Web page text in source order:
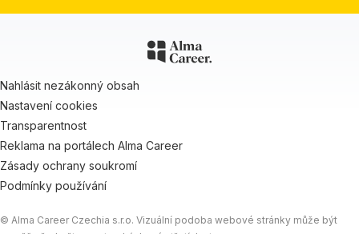
Nahlásit nezákonný obsah
Nastavení cookies
Transparentnost
Reklama na portálech Alma Career
Zásady ochrany soukromí
Podmínky používání
© Alma Career Czechia s.r.o. Vizuální podoba webové stránky může být